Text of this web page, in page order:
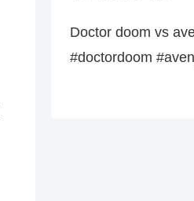
Doctor doom vs
#doctordoom